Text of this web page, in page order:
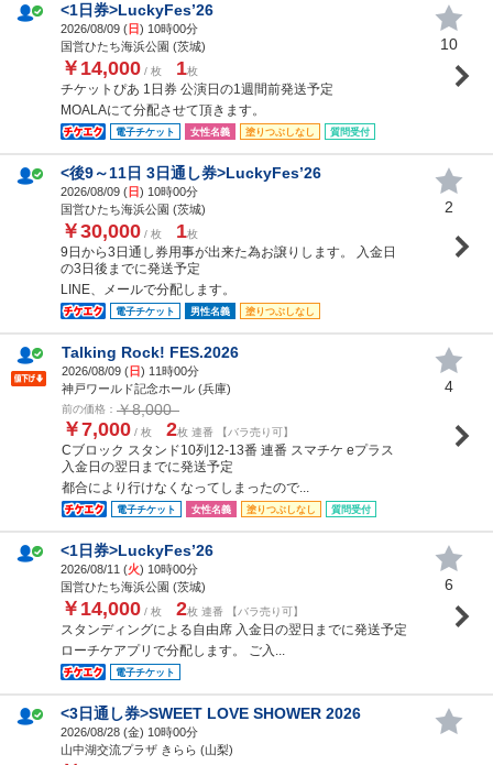
<1日券>LuckyFes’26
2026/08/09 (日) 10時00分
国営ひたち海浜公園 (茨城)
￥14,000 / 枚 1枚
チケットぴあ 1日券 公演日の1週間前発送予定
MOALAにて分配させて頂きます。
電子チケット 女性名義 塗りつぶしなし 質問受付
10
<後9～11日 3日通し券>LuckyFes’26
2026/08/09 (日) 10時00分
国営ひたち海浜公園 (茨城)
￥30,000 / 枚 1枚
9日から3日通し券用事が出来た為お譲りします。 入金日
の3日後までに発送予定
LINE、メールで分配します。
電子チケット 男性名義 塗りつぶしなし
2
Talking Rock! FES.2026
2026/08/09 (日) 11時00分
神戸ワールド記念ホール (兵庫)
前の価格： ￥8,000
￥7,000 / 枚 2枚 連番 【バラ売り可】
Cブロック スタンド10列12-13番 連番 スマチケ eプラス
入金日の翌日までに発送予定
都合により行けなくなってしまったので...
電子チケット 女性名義 塗りつぶしなし 質問受付
4
<1日券>LuckyFes’26
2026/08/11 (火) 10時00分
国営ひたち海浜公園 (茨城)
￥14,000 / 枚 2枚 連番 【バラ売り可】
スタンディングによる自由席 入金日の翌日までに発送予定
ローチケアプリで分配します。 ご入...
電子チケット
6
<3日通し券>SWEET LOVE SHOWER 2026
2026/08/28 (金) 10時00分
山中湖交流プラザ きらら (山梨)